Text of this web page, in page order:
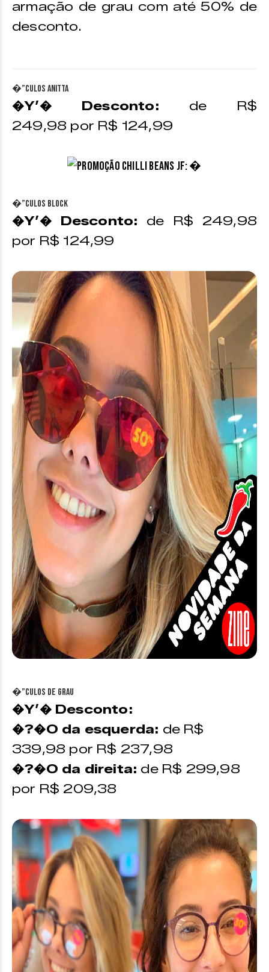
armação de grau com até 50% de
desconto.
�”culos Anitta
�Y’� Desconto: de R$
249,98 por R$ 124,99
�”culos Block
�Y’� Desconto: de R$ 249,98
por R$ 124,99
�”culos de Grau
�Y’� Desconto:
�?�O da esquerda: de R$
339,98 por R$ 237,98
�?�O da direita: de R$ 299,98
por R$ 209,38